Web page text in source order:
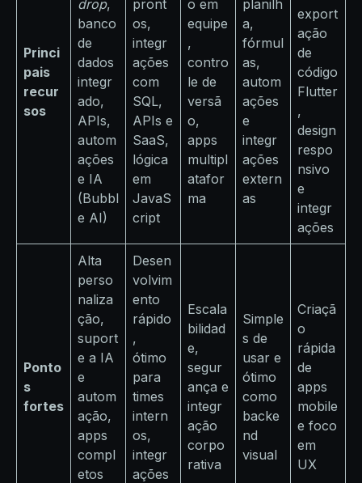
Princi
pais
recur
sos
drop,
banco
de
dados
integr
ado,
APIs,
autom
ações
e IA
(Bubbl
e AI)
pront
os,
integr
ações
com
SQL,
APIs e
SaaS,
lógica
em
JavaS
cript
o em
equipe
,
contro
le de
versã
o,
apps
multipl
atafor
ma
planilh
a,
fórmul
as,
autom
ações
e
integr
ações
extern
as
export
ação
de
código
Flutter
,
design
respo
nsivo
e
integr
ações
Ponto
s
fortes
Alta
perso
naliza
ção,
suport
e a IA
e
autom
ação,
apps
compl
etos
Desen
volvim
ento
rápido
,
ótimo
para
times
intern
os,
integr
ações
Escala
bilidad
e,
segur
ança e
integr
ação
corpo
rativa
Simple
s de
usar e
ótimo
como
backe
nd
visual
Criaçã
o
rápida
de
apps
mobile
e foco
em
UX